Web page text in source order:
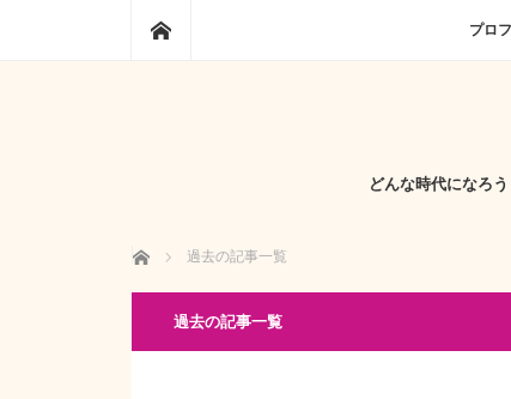
プロ
どんな時代になろ
ホーム 過去の記事一覧
過去の記事一覧